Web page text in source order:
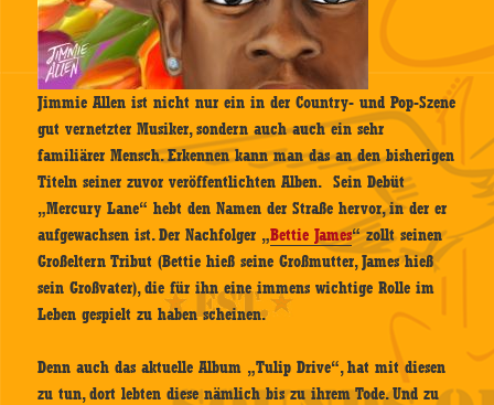
Jimmie Allen ist nicht nur ein in der Country- und Pop-Szene
gut vernetzter Musiker, sondern auch auch ein sehr
familiärer Mensch. Erkennen kann man das an den bisherigen
Titeln seiner zuvor veröffentlichten Alben. Sein Debüt
„Mercury Lane“ hebt den Namen der Straße hervor, in der er
aufgewachsen ist. Der Nachfolger „Bettie James“ zollt seinen
Großeltern Tribut (Bettie hieß seine Großmutter, James hieß
sein Großvater), die für ihn eine immens wichtige Rolle im
Leben gespielt zu haben scheinen.
Denn auch das aktuelle Album „Tulip Drive“, hat mit diesen
zu tun, dort lebten diese nämlich bis zu ihrem Tode. Und zu